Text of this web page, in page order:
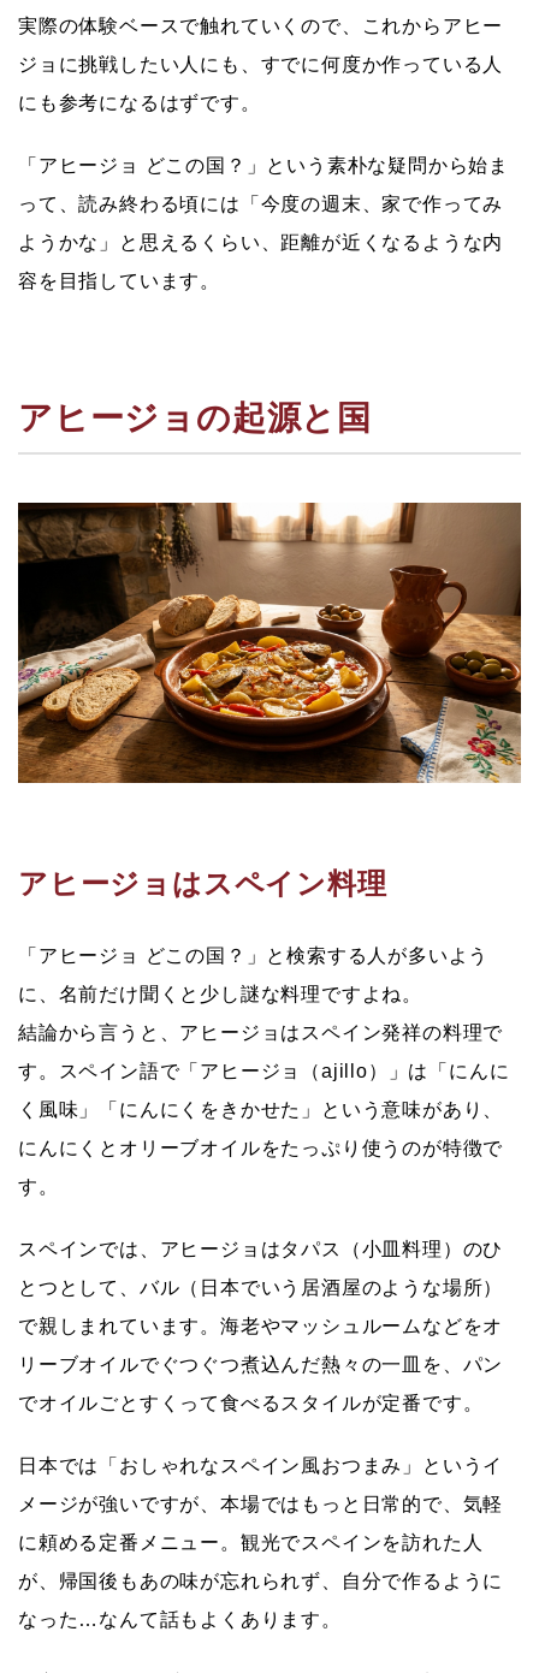
実際の体験ベースで触れていくので、
これからアヒー
ジョに挑戦したい人 にも、 すでに何度か作っている人
にも参考になるはずです。
「アヒージョ どこの国？」という素朴な疑問から始ま
って、読み終わる頃には「今度の週末、家で作ってみ
ようかな」と思えるくらい、距離が近くなるような内
容を目指しています。
アヒージョの起源と国
アヒージョはスペイン料理
「アヒージョ どこの国？」と検索する人が多いよう
に、名前だけ聞くと少し謎な料理ですよね。
結論から言うと、アヒージョはスペイン発祥の料理で
す。スペイン語で「アヒージョ（ajillo）」は「にんに
く風味」「にんにくをきかせた」という意味があり、
にんにくとオリーブオイルをたっぷり使うのが特徴で
す。
スペインでは、アヒージョはタパス（小皿料理） のひ
とつとして、バル（日本でいう居酒屋のような場所）
で親しまれています。海老やマッシュルームなどをオ
リーブオイルでぐつぐつ煮込んだ熱々の一皿を、パン
でオイルごとすくって食べるスタイルが定番です。
日本では「おしゃれなスペイン風おつまみ」というイ
メージが強いですが、本場ではもっと日常的で、 気軽
に頼める定番メニュー。観光でスペインを訪れた人
が、帰国後もあの味が忘れられず、自分で作るように
なった…なんて話もよくあります。